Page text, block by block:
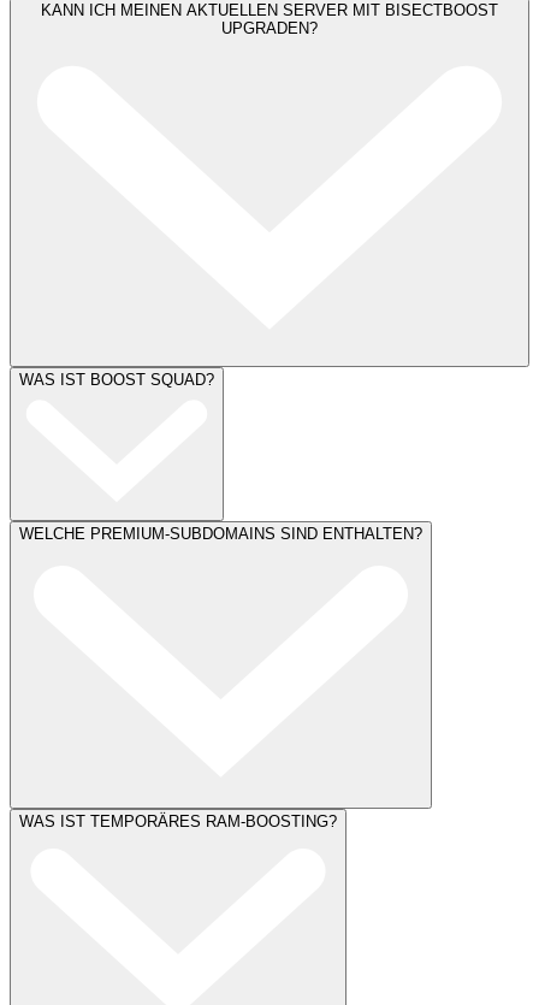
KANN ICH MEINEN AKTUELLEN SERVER MIT BISECTBOOST
UPGRADEN?
WAS IST BOOST SQUAD?
WELCHE PREMIUM-SUBDOMAINS SIND ENTHALTEN?
WAS IST TEMPORÄRES RAM-BOOSTING?